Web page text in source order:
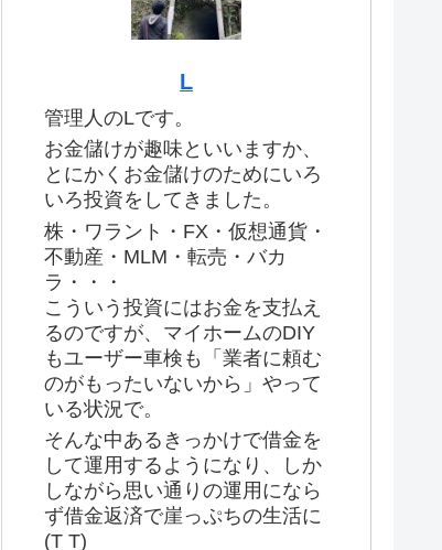
L
管理人のLです。
お金儲けが趣味といいますか、
とにかくお金儲けのためにいろ
いろ投資をしてきました。
株・ワラント・FX・仮想通貨・
不動産・MLM・転売・バカ
ラ・・・
こういう投資にはお金を支払え
るのですが、マイホームのDIY
もユーザー車検も「業者に頼む
のがもったいないから」やって
いる状況で。
そんな中あるきっかけで借金を
して運用するようになり、しか
しながら思い通りの運用になら
ず借金返済で崖っぷちの生活に
(T T)